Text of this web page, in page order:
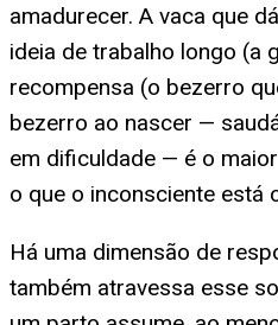
amadurecer. A vaca que
ideia de trabalho longo (a
recompensa (o bezerro
bezerro ao nascer —
em dificuldade — é o
o que o inconsciente está
Há uma dimensão de
também atravessa esse